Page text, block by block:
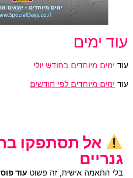
עוד ימים
עוד ימים מיוחדים בחודש יולי
עוד ימים מיוחדים לפי חודשים
אל תסתפקו
גנריים
בלי התאמה אישית, זה פשוט עוד